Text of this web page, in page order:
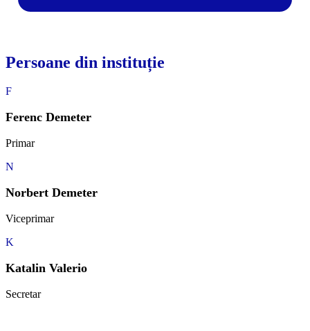
Persoane din instituție
F
Ferenc Demeter
Primar
N
Norbert Demeter
Viceprimar
K
Katalin Valerio
Secretar